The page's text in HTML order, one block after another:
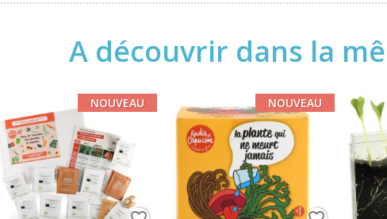
A découvrir dans la
NOUVEAU NOUVEAU